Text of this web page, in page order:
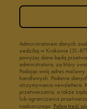
Administratorem danych
siedzibą w Krakowie (31-
powyżej dane będą
administratora, za który
Podając swój adres
handlowych. Podanie
otrzymywania newslettera.
przetwarzania, a także
lub ograniczenia
nadzorczego. Pełną treść